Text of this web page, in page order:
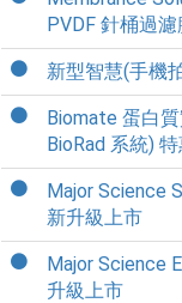
PVDF 針桶過
新型智慧(手機
Biomate 蛋白
BioRad 系統)
Major Science
新升級上市
Major Science
升級上市